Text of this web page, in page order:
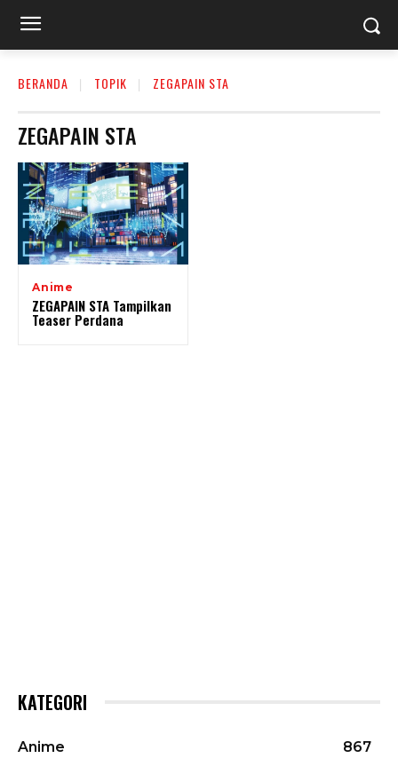
BERANDA TOPIK ZEGAPAIN STA
ZEGAPAIN STA
Anime
ZEGAPAIN STA Tampilkan
Teaser Perdana
KATEGORI
Anime
867